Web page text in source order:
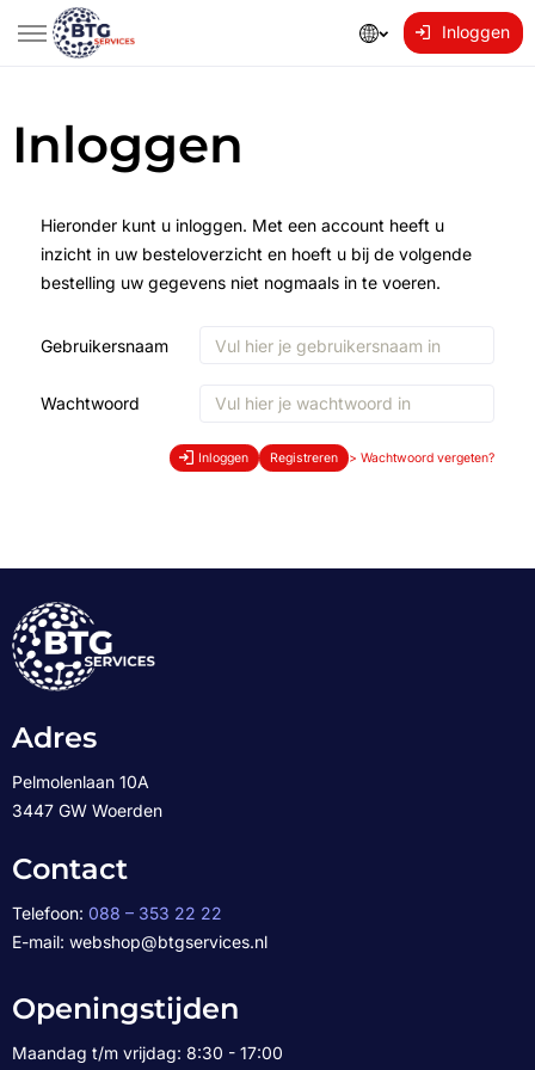
Inloggen
Inloggen
Hieronder kunt u inloggen. Met een account heeft u
inzicht in uw besteloverzicht en hoeft u bij de volgende
bestelling uw gegevens niet nogmaals in te voeren.
Gebruikersnaam
Wachtwoord
Inloggen Registreren > Wachtwoord vergeten?
Adres
Pelmolenlaan 10A
3447 GW Woerden
Contact
Telefoon: 088 – 353 22 22
E-mail: webshop@btgservices.nl
Openingstijden
Maandag t/m vrijdag: 8:30 - 17:00